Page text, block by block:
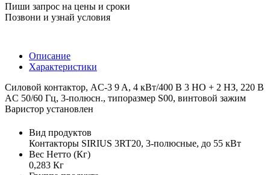
Пиши запрос на цены и сроки
Позвони и узнай условия
Описание
Характеристики
Силовой контактор, AC-3 9 A, 4 кВт/400 В 3 НО + 2 НЗ, 220 В
AC 50/60 Гц, 3-полюсн., типоразмер S00, винтовой зажим
Варистор установлен
Вид продуктов
Контакторы SIRIUS 3RT20, 3-полюсные, до 55 кВт
Вес Нетто (Кг)
0,283 Кг